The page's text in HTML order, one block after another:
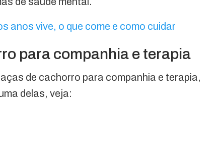
anos vive, o que come e como cuidar
para companhia e terapia
de cachorro para companhia e terapia,
delas, veja: